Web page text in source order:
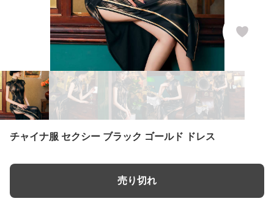
チャイナ服 セクシー ブラック ゴールド ドレス
売り切れ